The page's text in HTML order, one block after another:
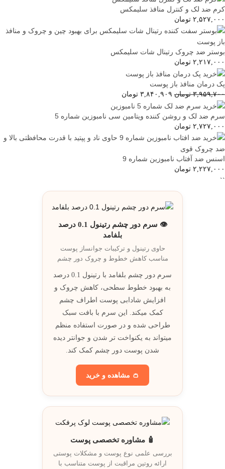
کرم ضد لک و کنترل منافذ سلیمکس
۲,۵۲۷,۰۰۰ تومان
بوستر ضد چروک رتینال شات سلیمکس
۲,۲۱۷,۰۰۰ تومان
پک درمان منافذ باز پوست
۳,۹۵۹,۷۰۰ تومان ۳,۸۴۰,۹۰۹ تومان
سرم ضد لک و روشن کننده ویتامین سی نامبوزین شماره 5
۲,۷۲۷,۰۰۰ تومان
اسنس ضد آفتاب نامبوزین شماره 9
۲,۲۲۷,۰۰۰ تومان
``
👁️ سرم دور چشم رتینول 0.1 درصد
بلفامد
حاوی رتینول و ترکيبات جوانساز پوست
مناسب کاهش خطوط و چروک دور چشم
سرم دور چشم بلفامد با رتینول 0.1 درصد
به بهبود خطوط سطحی، کاهش چروک و
افزایش شادابی پوست اطراف چشم
کمک میکند. اين سرم با بافت سبک
طراحی شده و در صورت استفاده منظم
ميتواند به يکنواخت تر شدن و جوانتر ديده
شدن پوست دور چشم کمک کند.
👛 مشاهده و خريد
🧴 مشاوره تخصصی پوست
بررسی علمی نوع پوست و مشکلات پوستی
ارائه روتين مراقبت از پوست متناسب با